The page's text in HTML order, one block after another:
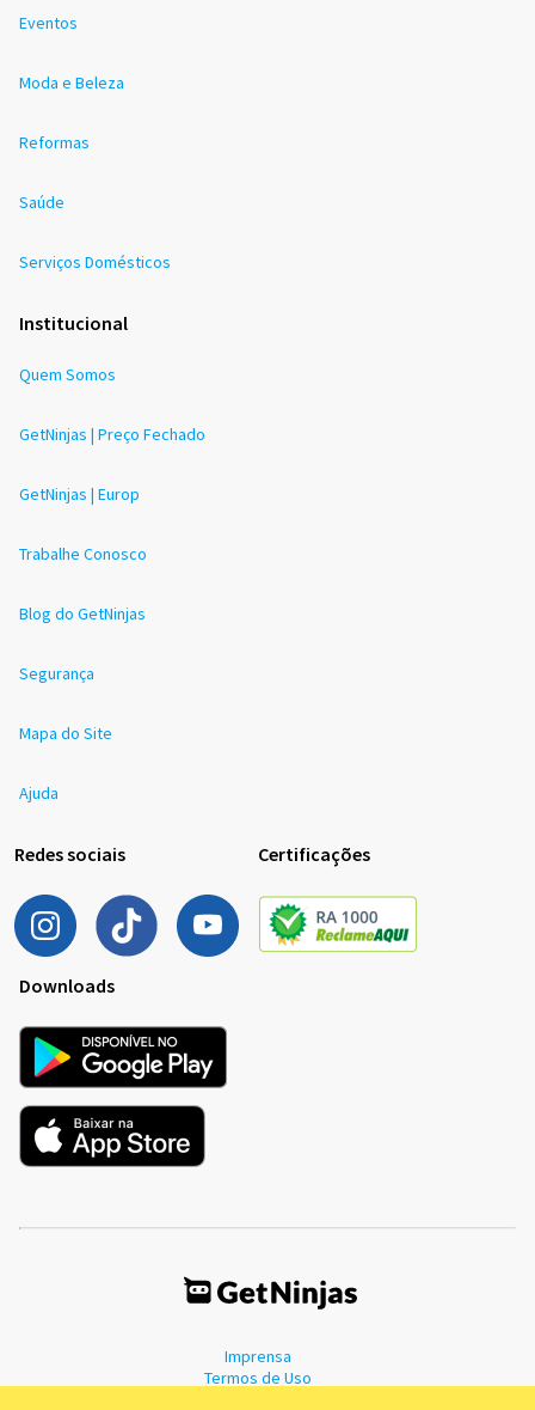
Eventos
Moda e Beleza
Reformas
Saúde
Serviços Domésticos
Institucional
Quem Somos
GetNinjas | Preço Fechado
GetNinjas | Europ
Trabalhe Conosco
Blog do GetNinjas
Segurança
Mapa do Site
Ajuda
Redes sociais Certificações
Downloads
Imprensa
Termos de Uso